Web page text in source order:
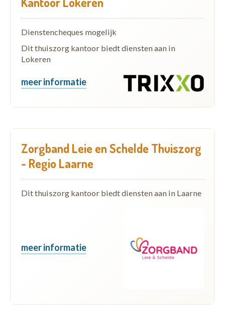
Dienstencheques mogelijk
Dit thuiszorg kantoor biedt diensten aan in
Lokeren
meer informatie
Zorgband Leie en Schelde Thuiszorg
- Regio Laarne
Dit thuiszorg kantoor biedt diensten aan in Laarne
meer informatie